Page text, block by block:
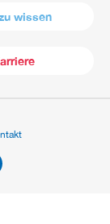
wissen